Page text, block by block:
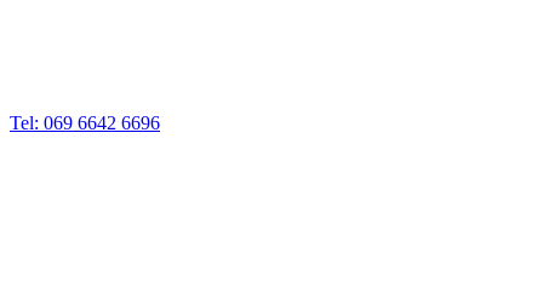
Tel: 069 6642 6696